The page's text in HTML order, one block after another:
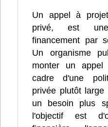
Un appel à
privé, est
financement par
Un organisme
monter un
cadre d'une
privée plutôt
un besoin plus
l'objectif est